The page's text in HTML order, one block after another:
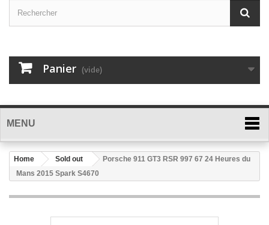
Panier (vide)
MENU
Home Sold out
Porsche 911 GT3 RSR 997 67 24 Heures du
Mans 2015 Spark S4670